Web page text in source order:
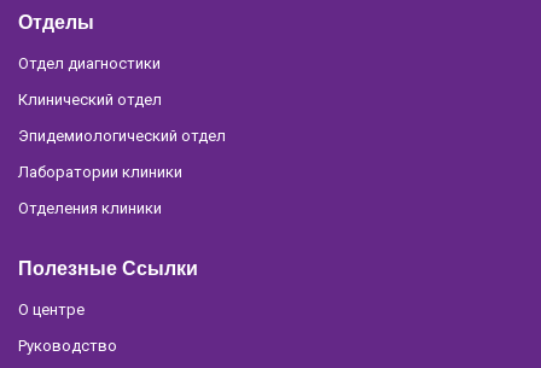
Отделы
Отдел диагностики
Клинический отдел
Эпидемиологический отдел
Лаборатории клиники
Отделения клиники
Полезные Ссылки
О центре
Руководство